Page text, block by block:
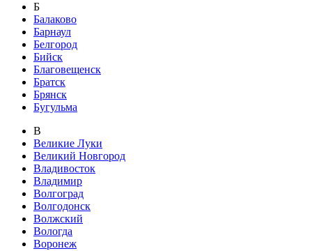
Б
Балаково
Барнаул
Белгород
Бийск
Благовещенск
Братск
Брянск
Бугульма
В
Великие Луки
Великий Новгород
Владивосток
Владимир
Волгоград
Волгодонск
Волжский
Вологда
Воронеж